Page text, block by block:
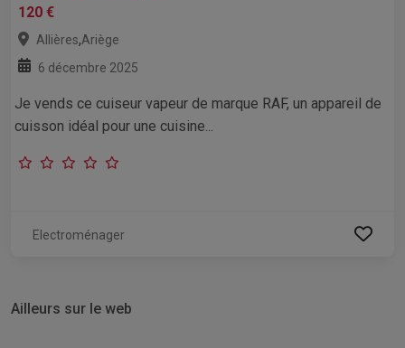
120 €
Allières,Ariège
6 décembre 2025
Je vends ce cuiseur vapeur de marque RAF, un appareil de
cuisson idéal pour une cuisine...
Electroménager
Ailleurs sur le web